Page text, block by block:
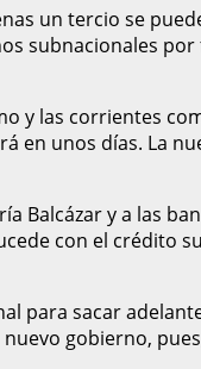
un tercio se
subnacionales
y las corrientes
en unos días. La
Balcázar y a las
con el crédito
para sacar
gobierno,